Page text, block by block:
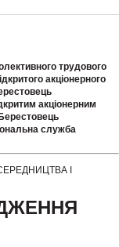
трудового
акціонерного
акціонерним
служба
І